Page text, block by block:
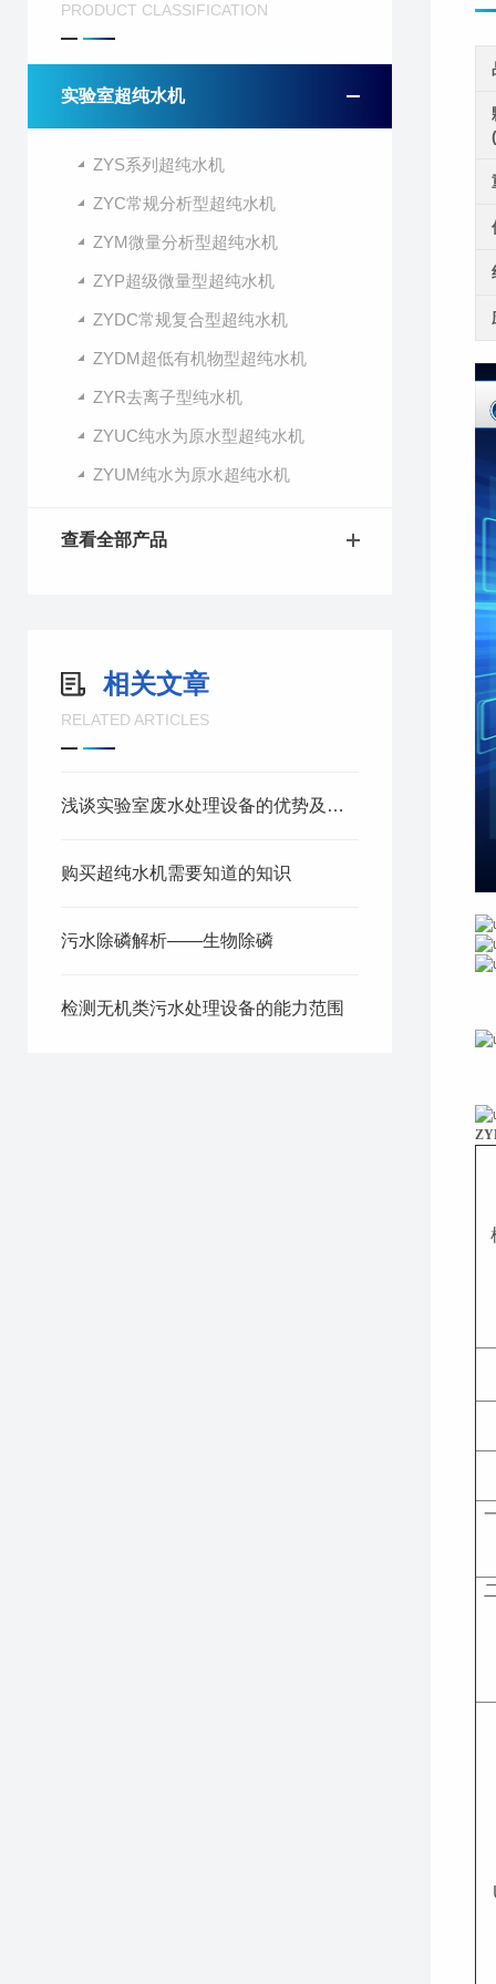
PRODUCT CLASSIFICATION
实验室超纯水机
ZYS系列超纯水机
ZYC常规分析型超纯水机
ZYM微量分析型超纯水机
ZYP超级微量型超纯水机
ZYDC常规复合型超纯水机
ZYDM超低有机物型超纯水机
ZYR去离子型纯水机
ZYUC纯水为原水型超纯水机
ZYUM纯水为原水超纯水机
查看全部产品
相关文章
RELATED ARTICLES
浅谈实验室废水处理设备的优势及其应用领域
购买超纯水机需要知道的知识
污水除磷解析——生物除磷
检测无机类污水处理设备的能力范围